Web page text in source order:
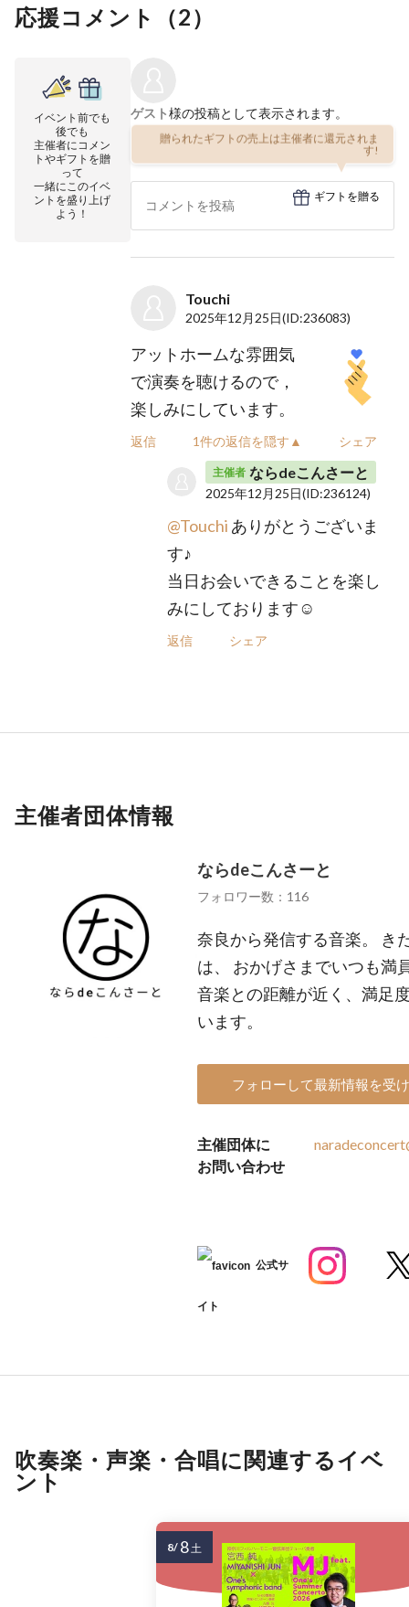
応援コメント（2）
イベント前でも
後でも
主催者にコメン
トやギフトを贈
って
一緒にこのイベ
ントを盛り上げ
よう！
ゲスト様の投稿として表示されます。
贈られたギフトの売上は主催者に還元されま
す!
ギフトを贈る
Touchi
2025年12月25日(ID:236083)
アットホームな雰囲気
で演奏を聴けるので，
楽しみにしています。
返信 1件の返信を隠す▲ シェア
主催者 ならdeこんさーと
2025年12月25日(ID:236124)
@Touchi ありがとうございま
す♪
当日お会いできることを楽し
みにしております☺️
返信 シェア
主催者団体情報
ならdeこんさーと
フォロワー数：116
奈良から発信する音楽。 き
は、 おかげさまでいつも満
音楽との距離が近く、満足
います。
フォローして最新情報を受
主催団体に
お問い合わせ
公式サ
イト
吹奏楽・声楽・合唱に関連するイベ
ント
8/ 8土